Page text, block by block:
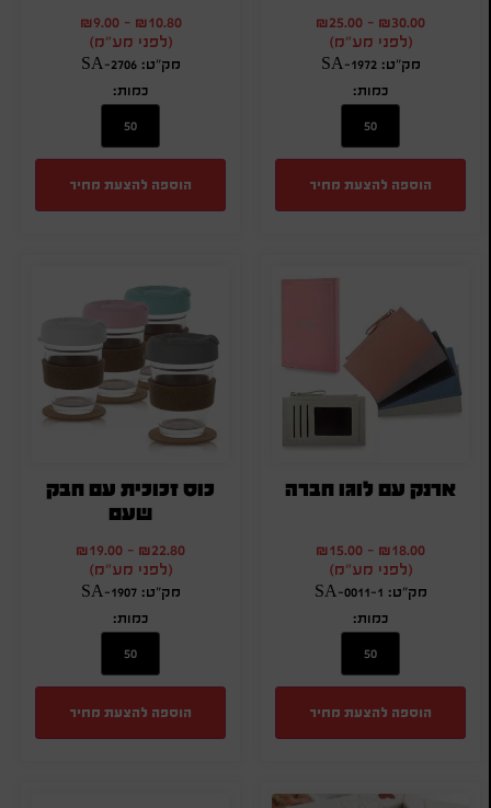
₪30.00
-
₪25.00
(לפני מע"מ)
מק"ט: SA-1972
כמות:
הוספה להצעת מחיר
₪10.80
-
₪9.00
(לפני מע"מ)
מק"ט: SA-2706
כמות:
הוספה להצעת מחיר
ארנק עם לוגו חברה
₪18.00
-
₪15.00
(לפני מע"מ)
מק"ט: SA-0011-1
כמות:
הוספה להצעת מחיר
כוס זכוכית עם חבק
שעם
₪22.80
-
₪19.00
(לפני מע"מ)
מק"ט: SA-1907
כמות:
הוספה להצעת מחיר